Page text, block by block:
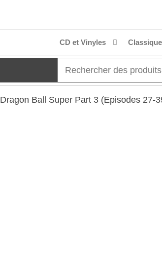
CD et Vinyles Classique
Dragon Ball Super Part 3 (Episodes 27-